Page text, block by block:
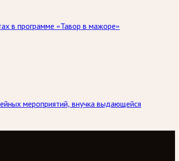
в программе «Тавор в мажоре»
мероприятий, внучка выдающейся